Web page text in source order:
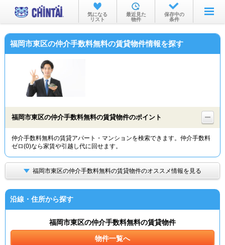
お部屋を探す
沿線・駅から
物件特集から
TOP
気になる
リスト
最近見た
物件
保存中の
条件
福岡市東区の仲介手数料無料の賃貸物件情報を探す
福岡市東区の仲介手数料無料の賃貸物件のポイント
仲介手数料無料の賃貸アパート・マンションを検索できます。仲介手数料
ゼロ(0)なら家賃や引越し代に回せます。
福岡市東区の仲介手数料無料の賃貸物件のオススメ情報を見る
沿線・住所から探す
福岡市東区の仲介手数料無料の賃貸物件
物件一覧へ